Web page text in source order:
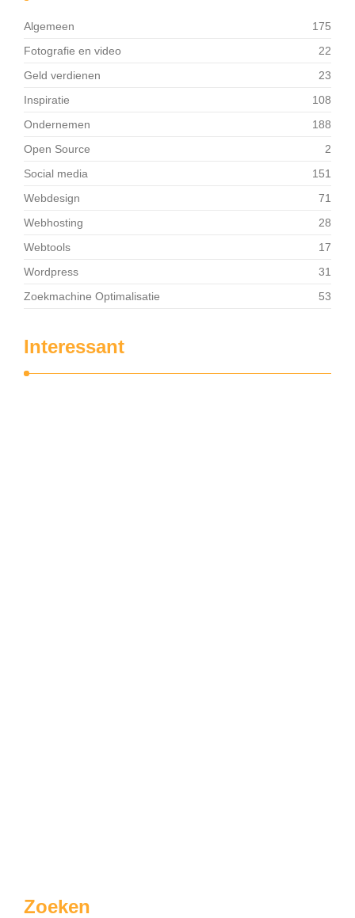
Algemeen
175
Fotografie en video
22
Geld verdienen
23
Inspiratie
108
Ondernemen
188
Open Source
2
Social media
151
Webdesign
71
Webhosting
28
Webtools
17
Wordpress
31
Zoekmachine Optimalisatie
53
Interessant
Zoeken